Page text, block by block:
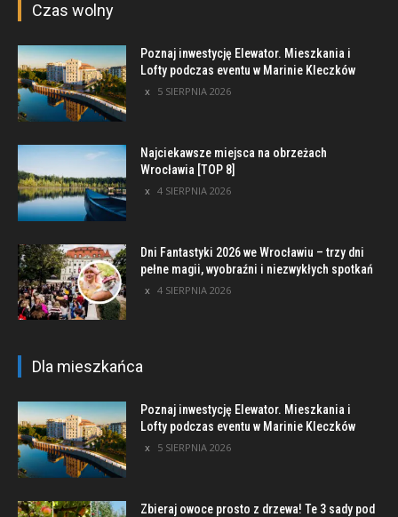
Czas wolny
Poznaj inwestycję Elewator. Mieszkania i
Lofty podczas eventu w Marinie Kleczków
5 SIERPNIA 2026
Najciekawsze miejsca na obrzeżach
Wrocławia [TOP 8]
4 SIERPNIA 2026
Dni Fantastyki 2026 we Wrocławiu – trzy dni
pełne magii, wyobraźni i niezwykłych spotkań
4 SIERPNIA 2026
Dla mieszkańca
Poznaj inwestycję Elewator. Mieszkania i
Lofty podczas eventu w Marinie Kleczków
5 SIERPNIA 2026
Zbieraj owoce prosto z drzewa! Te 3 sady pod